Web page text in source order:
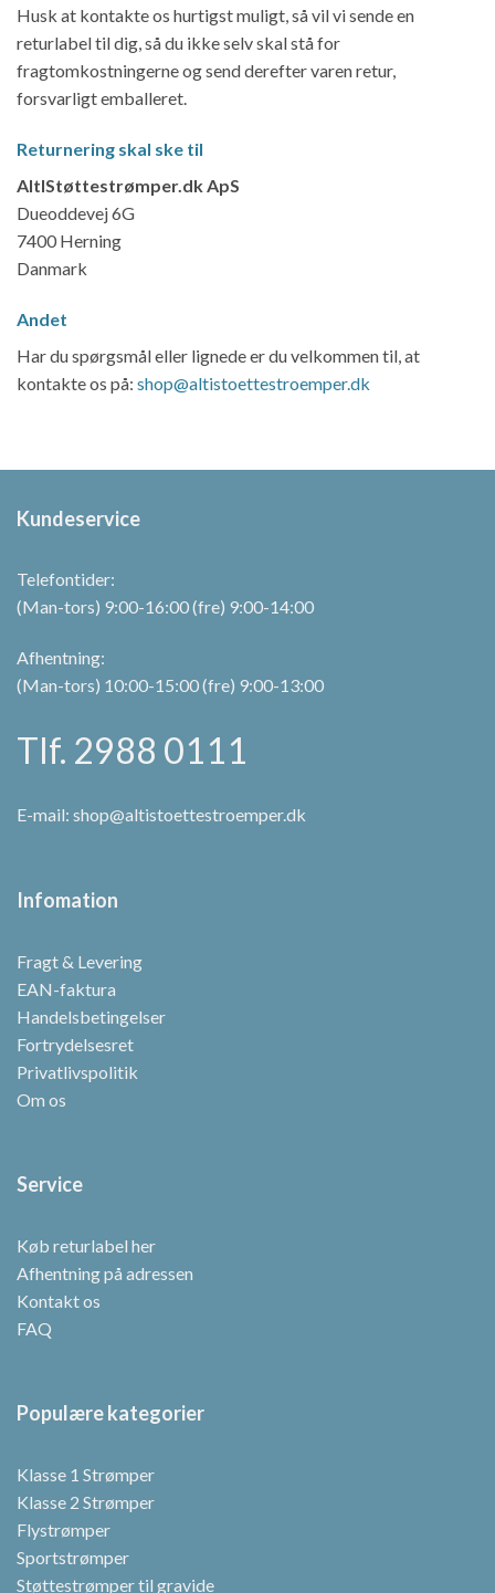
Husk at kontakte os hurtigst muligt, så vil vi sende en
returlabel til dig, så du ikke selv skal stå for
fragtomkostningerne og send derefter varen retur,
forsvarligt emballeret.
Returnering skal ske til
AltIStøttestrømper.dk ApS
Dueoddevej 6G
7400 Herning
Danmark
Andet
Har du spørgsmål eller lignede er du velkommen til, at
kontakte os på: shop@altistoettestroemper.dk
Kundeservice
Telefontider:
(Man-tors) 9:00-16:00 (fre) 9:00-14:00
Afhentning:
(Man-tors) 10:00-15:00 (fre) 9:00-13:00
Tlf. 2988 0111
E-mail: shop@altistoettestroemper.dk
Infomation
Fragt & Levering
EAN-faktura
Handelsbetingelser
Fortrydelsesret
Privatlivspolitik
Om os
Service
Køb returlabel her
Afhentning på adressen
Kontakt os
FAQ
Populære kategorier
Klasse 1 Strømper
Klasse 2 Strømper
Flystrømper
Sportstrømper
Støttestrømper til gravide